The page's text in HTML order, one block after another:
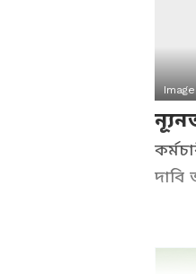
দাবি